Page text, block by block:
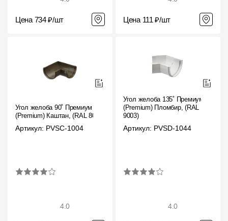
Цена 734 ₽/шт Цена 111 ₽/шт
Угол желоба 90˚ Премиум
(Premium) Каштан, (RAL 8017)
Артикул: PVSC-1004
4.0
Угол желоба 135˚ Премиум
(Premium) Пломбир, (RAL
9003)
Артикул: PVSD-1044
4.0